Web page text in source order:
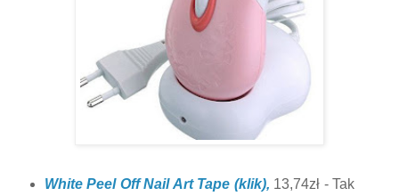
White Peel Off Nail Art Tape (klik), 13,74zł - Tak